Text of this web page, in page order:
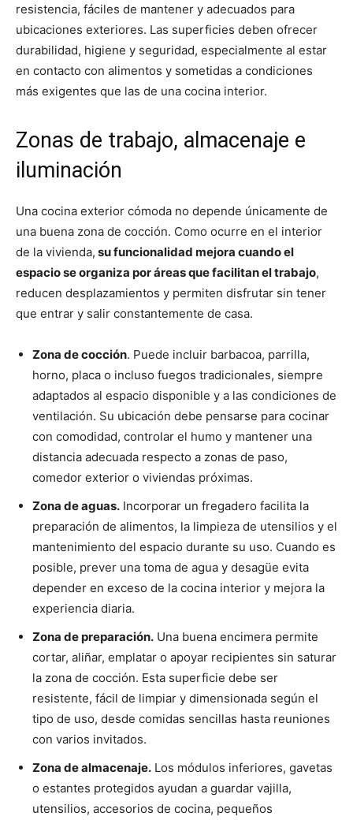
resistencia, fáciles de mantener y adecuados para
ubicaciones exteriores. Las superficies deben ofrecer
durabilidad, higiene y seguridad, especialmente al estar
en contacto con alimentos y sometidas a condiciones
más exigentes que las de una cocina interior.
Zonas de trabajo, almacenaje e
iluminación
Una cocina exterior cómoda no depende únicamente de
una buena zona de cocción. Como ocurre en el interior
de la vivienda, su funcionalidad mejora cuando el
espacio se organiza por áreas que facilitan el trabajo,
reducen desplazamientos y permiten disfrutar sin tener
que entrar y salir constantemente de casa.
Zona de cocción. Puede incluir barbacoa, parrilla,
horno, placa o incluso fuegos tradicionales, siempre
adaptados al espacio disponible y a las condiciones de
ventilación. Su ubicación debe pensarse para cocinar
con comodidad, controlar el humo y mantener una
distancia adecuada respecto a zonas de paso,
comedor exterior o viviendas próximas.
Zona de aguas. Incorporar un fregadero facilita la
preparación de alimentos, la limpieza de utensilios y el
mantenimiento del espacio durante su uso. Cuando es
posible, prever una toma de agua y desagüe evita
depender en exceso de la cocina interior y mejora la
experiencia diaria.
Zona de preparación. Una buena encimera permite
cortar, aliñar, emplatar o apoyar recipientes sin saturar
la zona de cocción. Esta superficie debe ser
resistente, fácil de limpiar y dimensionada según el
tipo de uso, desde comidas sencillas hasta reuniones
con varios invitados.
Zona de almacenaje. Los módulos inferiores, gavetas
o estantes protegidos ayudan a guardar vajilla,
utensilios, accesorios de cocina, pequeños